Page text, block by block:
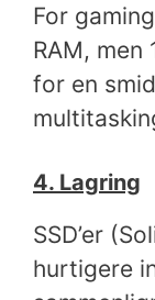
For
RAM, men
for en
4. Lagring
SSD’er
hurtigere